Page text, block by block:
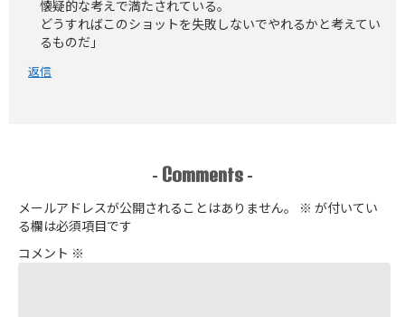
懐疑的な考えで満たされている。
どうすればこのショットを失敗しないでやれるかと考えてい
るものだ」
返信
- Comments -
メールアドレスが公開されることはありません。 ※ が付いてい
る欄は必須項目です
コメント ※